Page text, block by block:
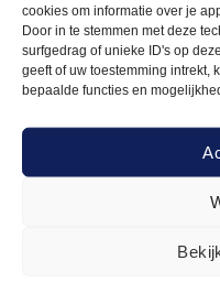
cookies om informatie over je
Door in te stemmen met deze
surfgedrag of unieke ID's op
geeft of uw toestemming intrekt,
bepaalde functies en
Denk aan de extra’s–
avonds fris wordt, of
te maken.
Geen stress. De